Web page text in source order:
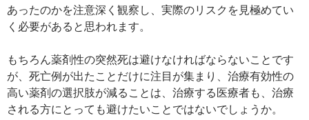
あったのかを注意深く観察し、実際のリスクを見極めてい
く必要があると思われます。
もちろん薬剤性の突然死は避けなければならないことです
が、死亡例が出たことだけに注目が集まり、治療有効性の
高い薬剤の選択肢が減ることは、治療する医療者も、治療
される方にとっても避けたいことではないでしょうか。